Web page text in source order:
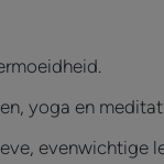
yoga en
evenwichtige